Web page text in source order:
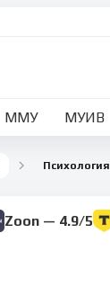
ММУ МУИВ
Психология
Zoon — 4.9/5